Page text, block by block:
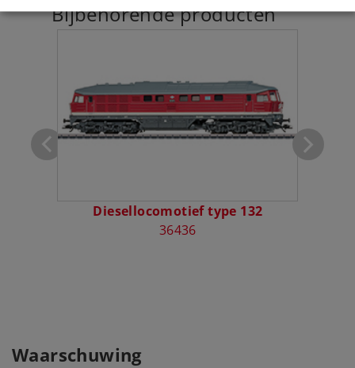
Bijbehorende producten
Diesellocomotief type 132
36436
Waarschuwing